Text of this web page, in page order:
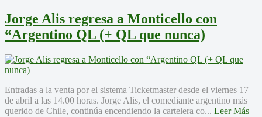
Jorge Alis regresa a Monticello con
“Argentino QL (+ QL que nunca)
Entradas a la venta por el sistema Ticketmaster desde el viernes 17
de abril a las 14.00 horas. Jorge Alis, el comediante argentino más
querido de Chile, continúa encendiendo la cartelera co... Leer Más